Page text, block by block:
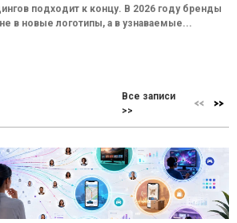
подходит к концу. В 2026 году бренды
в новые логотипы, а в узнаваемые...
Все записи
>>